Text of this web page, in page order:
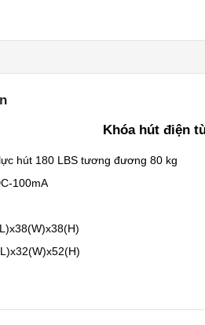
Khóa hút điện
hút 180 LBS tương đương 80 kg
100mA